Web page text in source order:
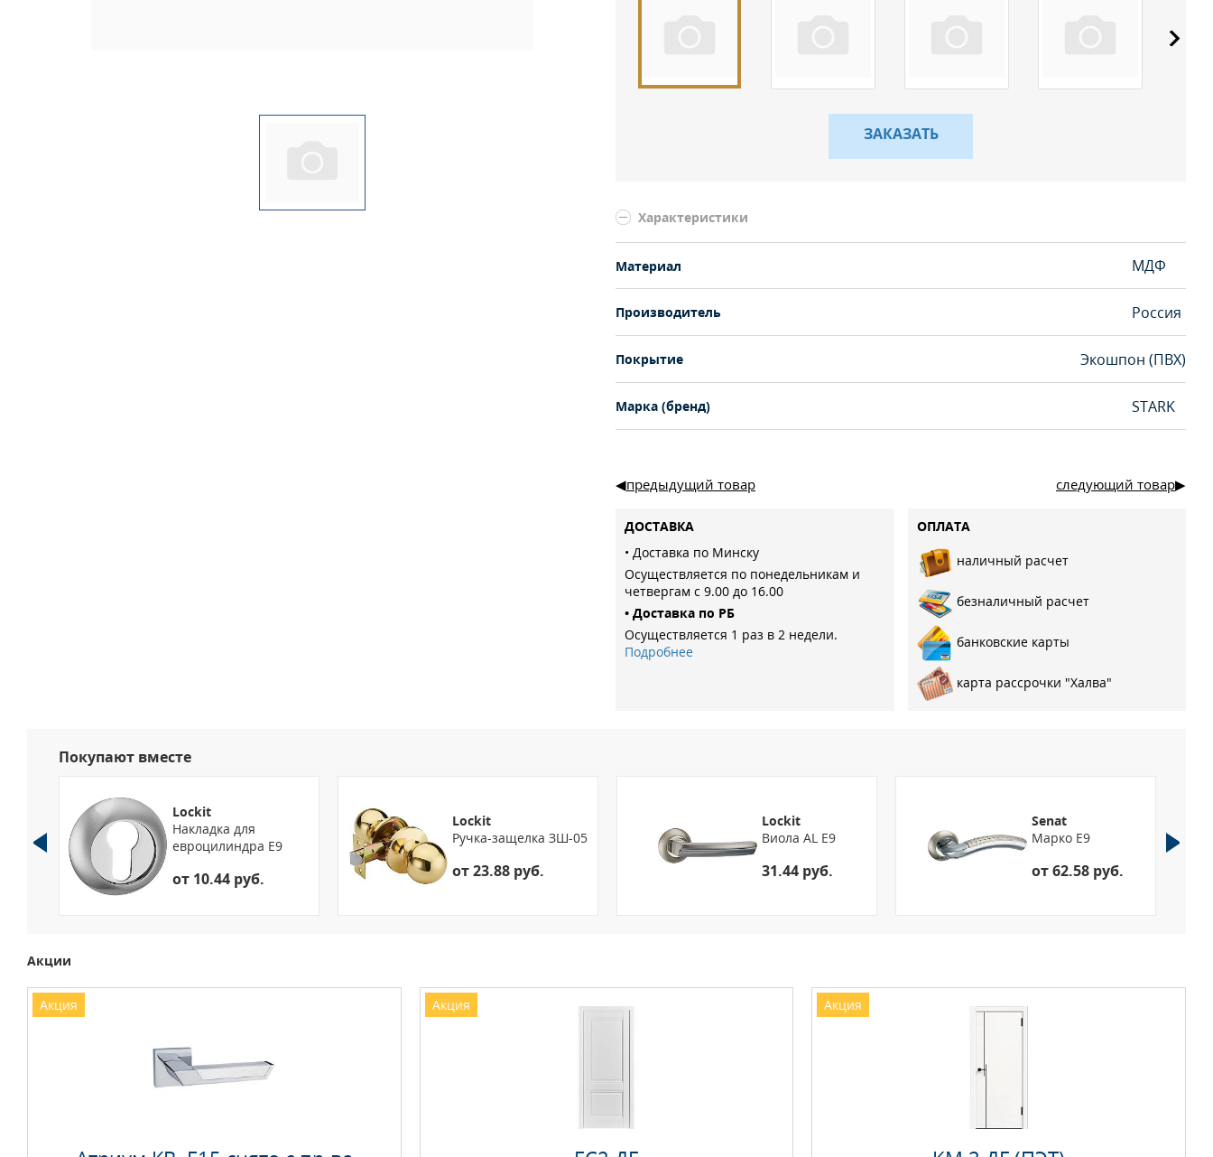
ЗАКАЗАТЬ
Характеристики
Материал МДФ
Производитель Россия
Покрытие Экошпон (ПВХ)
Марка (бренд) STARK
предыдущий товар следующий товар
ДОСТАВКА
• Доставка по Минску
Осуществляется по понедельникам и
четвергам с 9.00 до 16.00
• Доставка по РБ
Осуществляется 1 раз в 2 недели.
Подробнее
ОПЛАТА
наличный расчет
безналичный расчет
банковские карты
карта рассрочки "Халва"
Покупают вместе
Lockit
Накладка для
евроцилиндра E9
от 10.44 руб.
Lockit
Ручка-защелка ЗШ-05
от 23.88 руб.
Lockit
Виола AL E9
31.44 руб.
Senat
Марко E9
от 62.58 руб.
Акции
Акция Акция Акция